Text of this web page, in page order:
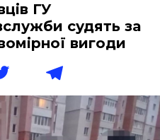
ГУ
судять за
вигоди